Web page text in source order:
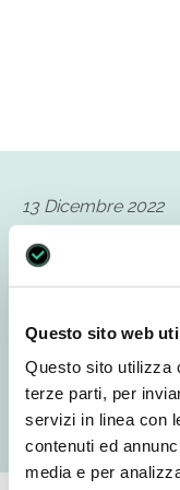
Questo sito web
Questo sito utilizza
terze parti, per
servizi in linea con
contenuti ed
media e per
13 Dicembre 2022
LA